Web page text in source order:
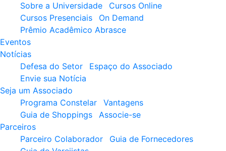
Sobre a Universidade
Cursos Online
Cursos Presenciais
On Demand
Prêmio Acadêmico Abrasce
Eventos
Notícias
Defesa do Setor
Espaço do Associado
Envie sua Notícia
Seja um Associado
Programa Constelar
Vantagens
Guia de Shoppings
Associe-se
Parceiros
Parceiro Colaborador
Guia de Fornecedores